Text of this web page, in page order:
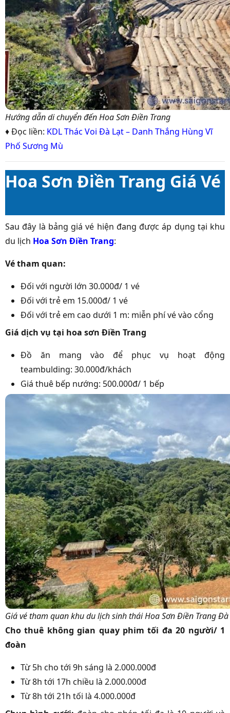
Hướng dẫn di chuyển đến Hoa Sơn Điền Trang
♦ Đọc liền: KDL Thác Voi Đà Lạt – Danh Thắng Hùng Vĩ
Phố Sương Mù
Hoa Sơn Điền Trang Giá Vé
Sau đây là bảng giá vé hiện đang được áp dụng tại khu
du lịch Hoa Sơn Điền Trang:
Vé tham quan:
Đối với người lớn 30.000đ/ 1 vé
Đối với trẻ em 15.000đ/ 1 vé
Đối với trẻ em cao dưới 1 m: miễn phí vé vào cổng
Giá dịch vụ tại hoa sơn Điền Trang
Đồ ăn mang vào để phục vụ hoạt động
teambulding: 30.000đ/khách
Giá thuê bếp nướng: 500.000đ/ 1 bếp
Giá vé tham quan khu du lịch sinh thái Hoa Sơn Điền Trang
Cho thuê không gian quay phim tối đa 20 người/ 1
đoàn
Từ 5h cho tới 9h sáng là 2.000.000đ
Từ 8h tới 17h chiều là 2.000.000đ
Từ 8h tới 21h tối là 4.000.000đ